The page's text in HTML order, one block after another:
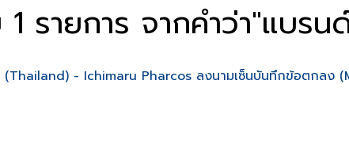
รายการ จากคำว่า"แบรน
(Thailand) - Ichimaru Pharcos ลงนามเซ็นบันทึกข้อตกลง